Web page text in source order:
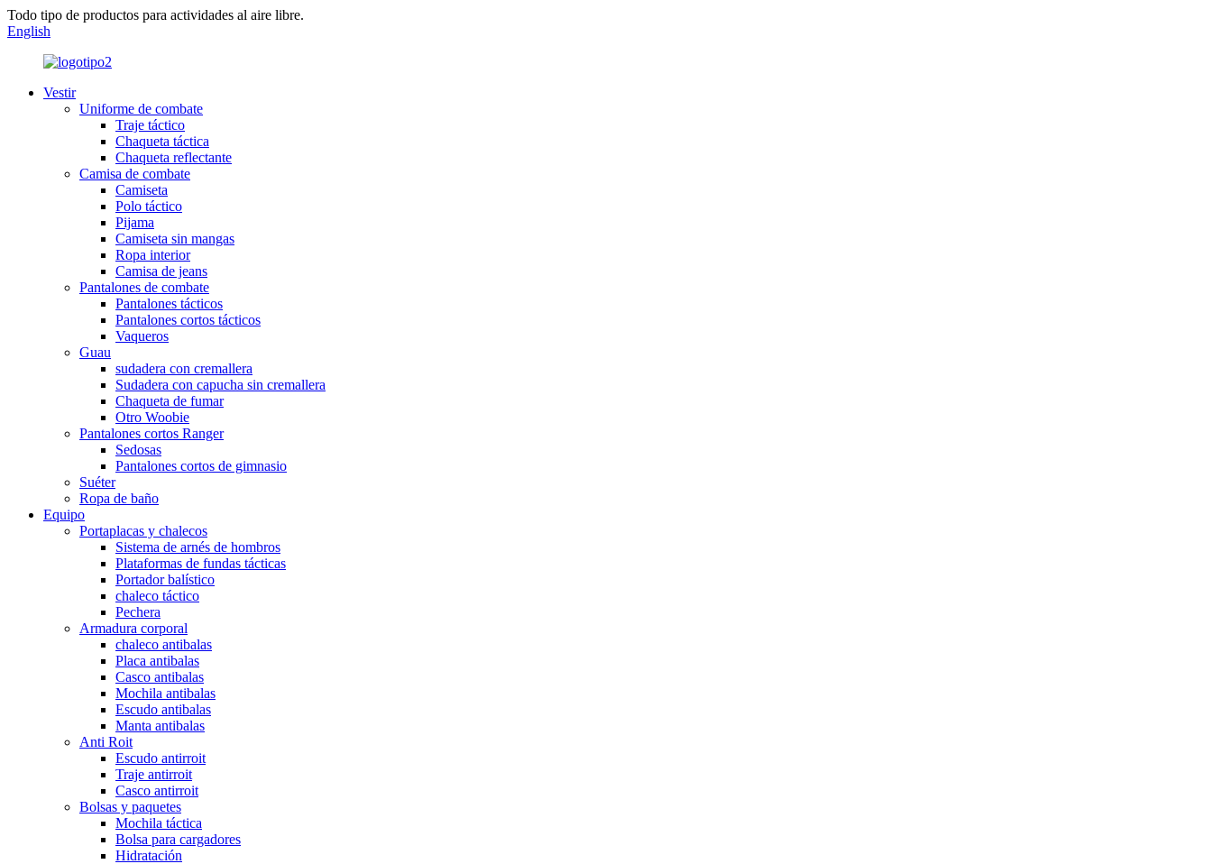
Todo tipo de productos para actividades al aire libre.
English
Vestir
Uniforme de combate
Traje táctico
Chaqueta táctica
Chaqueta reflectante
Camisa de combate
Camiseta
Polo táctico
Pijama
Camiseta sin mangas
Ropa interior
Camisa de jeans
Pantalones de combate
Pantalones tácticos
Pantalones cortos tácticos
Vaqueros
Guau
sudadera con cremallera
Sudadera con capucha sin cremallera
Chaqueta de fumar
Otro Woobie
Pantalones cortos Ranger
Sedosas
Pantalones cortos de gimnasio
Suéter
Ropa de baño
Equipo
Portaplacas y chalecos
Sistema de arnés de hombros
Plataformas de fundas tácticas
Portador balístico
chaleco táctico
Pechera
Armadura corporal
chaleco antibalas
Placa antibalas
Casco antibalas
Mochila antibalas
Escudo antibalas
Manta antibalas
Anti Roit
Escudo antirroit
Traje antirroit
Casco antirroit
Bolsas y paquetes
Mochila táctica
Bolsa para cargadores
Hidratación